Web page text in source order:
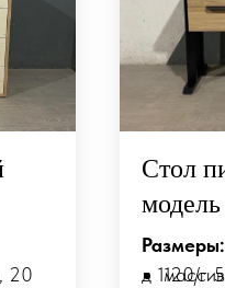
20
Стол
Размеры:
д 1120/г